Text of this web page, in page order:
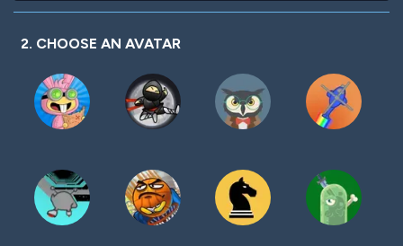
2. CHOOSE AN AVATAR